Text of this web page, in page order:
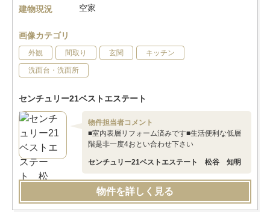
建物現況
空家
画像カテゴリ
外観 間取り 玄関 キッチン
洗面台・洗面所
センチュリー21ベストエステート
物件担当者コメント
■室内表層リフォーム済みです■生活便利な低層
階是非一度4おとい合わせ下さい
センチュリー21ベストエステート 松谷 知明
物件を詳しく見る